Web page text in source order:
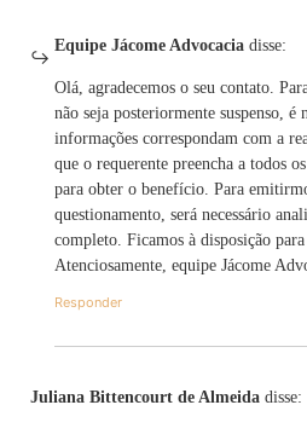
Equipe Jácome Advocacia disse:
Olá, agradecemos o seu contato.
não seja posteriormente suspenso, é
informações correspondam com a
que o requerente preencha a todos
para obter o benefício. Para
questionamento, será necessário
completo. Ficamos à disposição
Atenciosamente, equipe Jácome
Responder
Juliana Bittencourt de Almeida disse: